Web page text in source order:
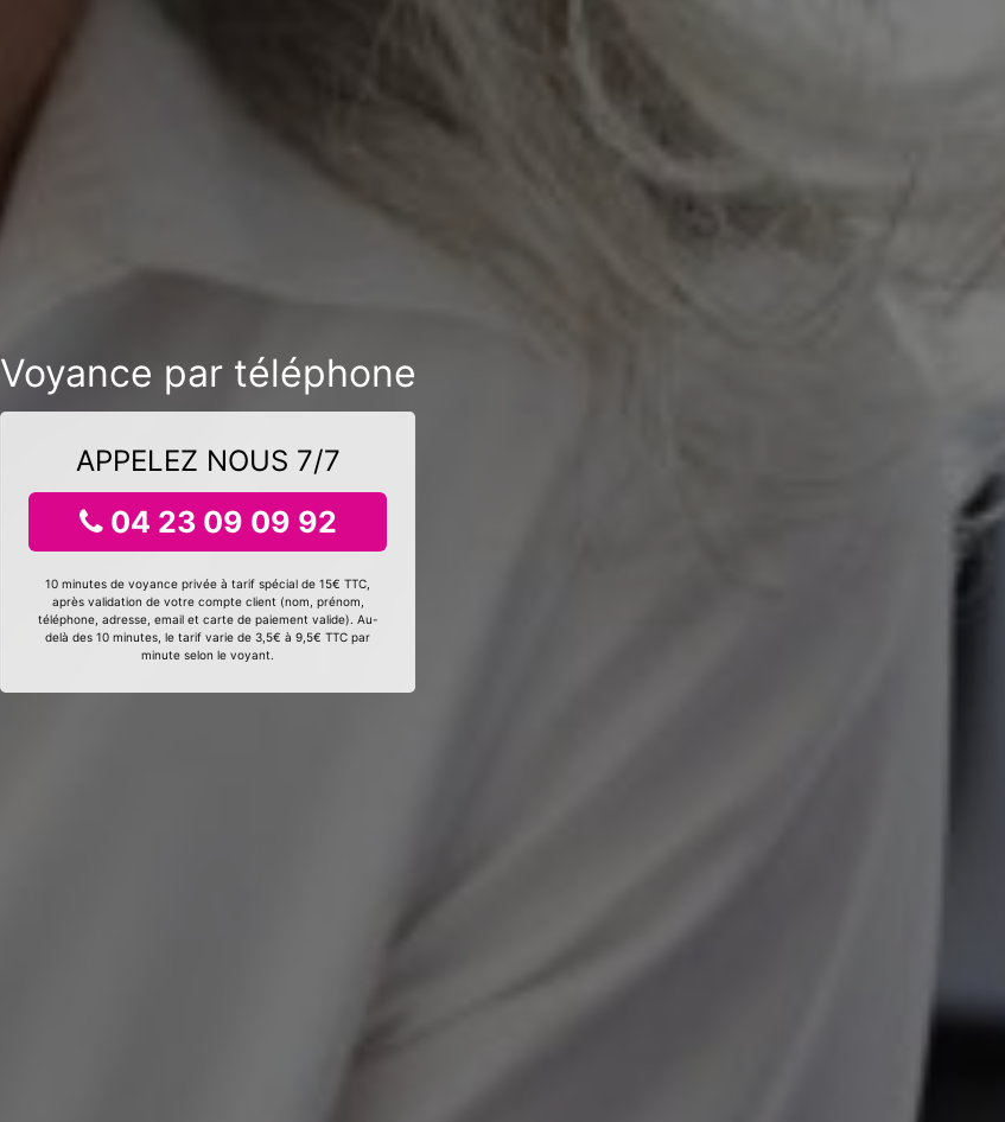
Voyance par téléphone
APPELEZ NOUS 7/7
04 23 09 09 92
10 minutes de voyance privée à tarif spécial de 15€ TTC,
après validation de votre compte client (nom, prénom,
téléphone, adresse, email et carte de paiement valide). Au-
delà des 10 minutes, le tarif varie de 3,5€ à 9,5€ TTC par
minute selon le voyant.